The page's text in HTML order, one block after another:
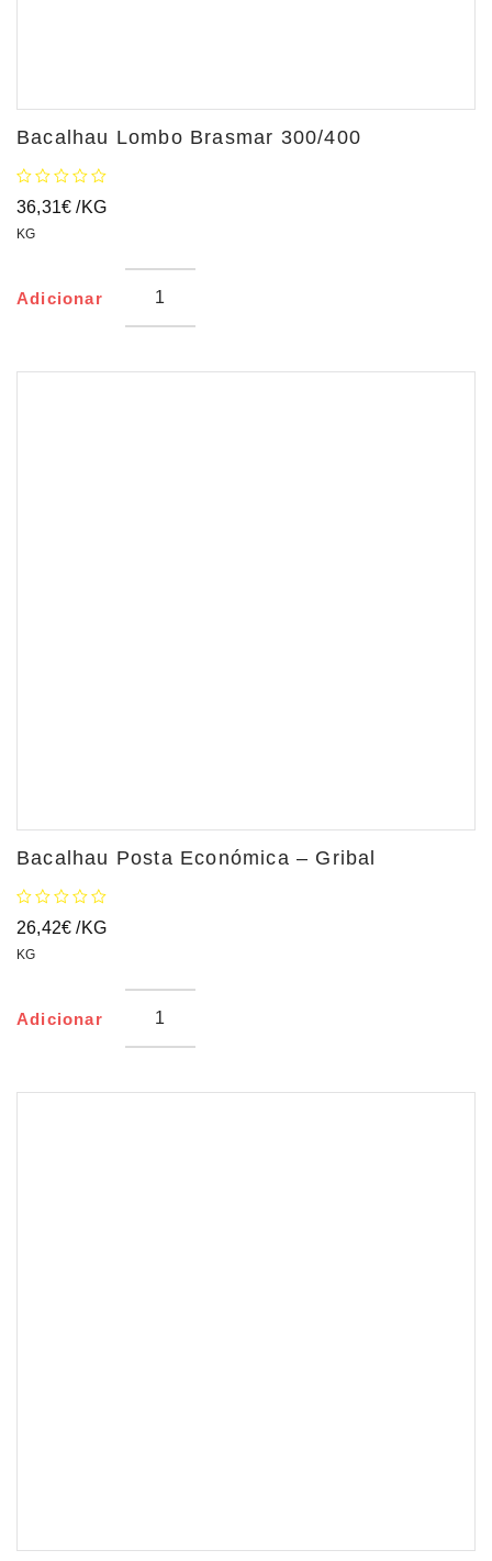
Bacalhau Lombo Brasmar 300/400
36,31€ /KG
KG
Adicionar
Bacalhau Posta Económica – Gribal
26,42€ /KG
KG
Adicionar